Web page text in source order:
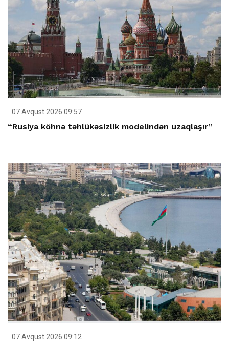
07 Avqust 2026 09:57
“Rusiya köhnə təhlükəsizlik modelindən uzaqlaşır”
07 Avqust 2026 09:12